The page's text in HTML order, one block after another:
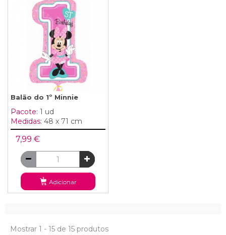
Balão do 1º Minnie
Pacote: 1 ud
Medidas: 48 x 71 cm
7,99 €
Adicionar
Mostrar 1 - 15 de 15 produtos